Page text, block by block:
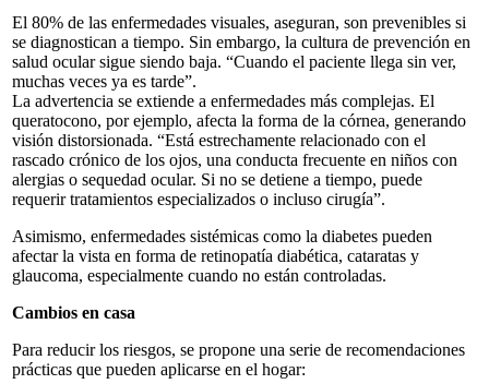
El 80% de las enfermedades visuales, aseguran, son prevenibles si
se diagnostican a tiempo. Sin embargo, la cultura de prevención en
salud ocular sigue siendo baja. “Cuando el paciente llega sin ver,
muchas veces ya es tarde”.
La advertencia se extiende a enfermedades más complejas. El
queratocono, por ejemplo, afecta la forma de la córnea, generando
visión distorsionada. “Está estrechamente relacionado con el
rascado crónico de los ojos, una conducta frecuente en niños con
alergias o sequedad ocular. Si no se detiene a tiempo, puede
requerir tratamientos especializados o incluso cirugía”.
Asimismo, enfermedades sistémicas como la diabetes pueden
afectar la vista en forma de retinopatía diabética, cataratas y
glaucoma, especialmente cuando no están controladas.
Cambios en casa
Para reducir los riesgos, se propone una serie de recomendaciones
prácticas que pueden aplicarse en el hogar: